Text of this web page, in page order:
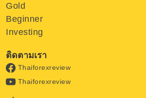
Gold
Beginner
Investing
ติดตามเรา
Thaiforexreview
Thaiforexreview